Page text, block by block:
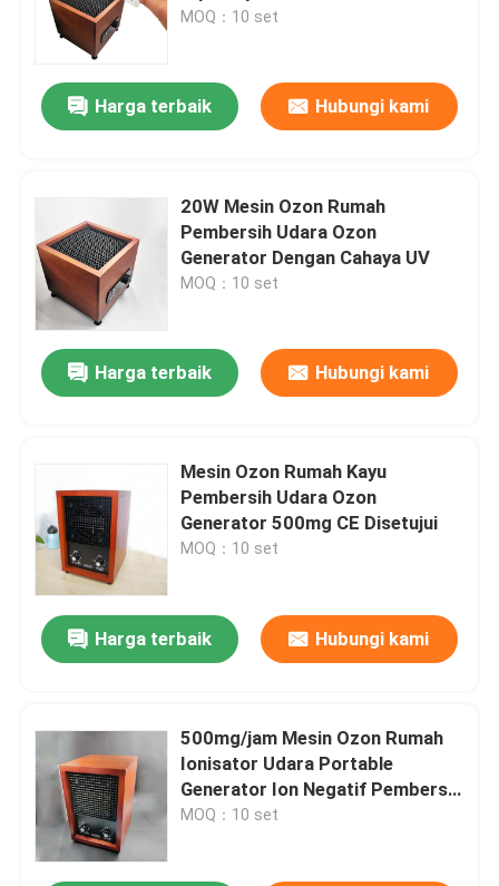
MOQ：10 set
Harga terbaik Hubungi kami
20W Mesin Ozon Rumah
Pembersih Udara Ozon
Generator Dengan Cahaya UV
MOQ：10 set
Harga terbaik Hubungi kami
Mesin Ozon Rumah Kayu
Pembersih Udara Ozon
Generator 500mg CE Disetujui
MOQ：10 set
Harga terbaik Hubungi kami
500mg/jam Mesin Ozon Rumah
Ionisator Udara Portable
Generator Ion Negatif Pembersih
Udara
MOQ：10 set